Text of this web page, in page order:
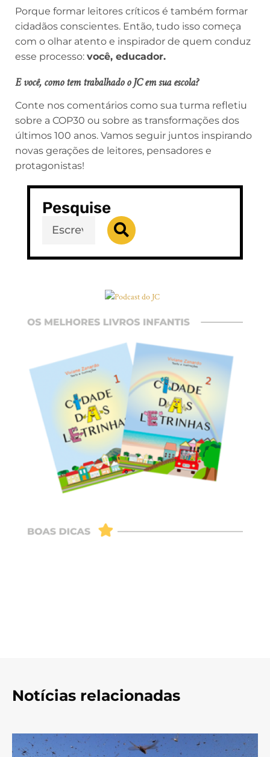
Porque formar leitores críticos é também formar
cidadãos conscientes. Então, tudo isso começa
com o olhar atento e inspirador de quem conduz
esse processo: você, educador.
E você, como tem trabalhado o JC em sua escola?
Conte nos comentários como sua turma refletiu
sobre a COP30 ou sobre as transformações dos
últimos 100 anos. Vamos seguir juntos inspirando
novas gerações de leitores, pensadores e
protagonistas!
Pesquise
Notícias relacionadas